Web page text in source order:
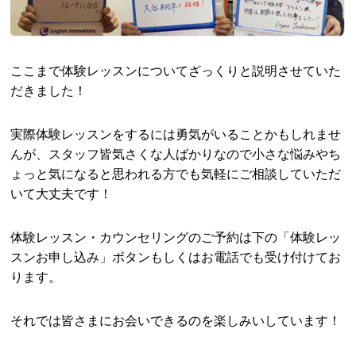
ここまで体験レッスンについてざっくりと説明させていた
だきました！
実際体験レッスンをするには勇気がいることかもしれませ
んが、スタッフ皆気さくな人ばかりなので小さな悩みやち
ょっと気になると思われる方でも気軽にご相談していただ
いて大丈夫です！
体験レッスン・カウンセリングのご予約は下の「体験レッ
スンお申し込み」ボタンもしくはお電話でも受け付けてお
ります。
それでは皆さまにお会いできるのを楽しみいしています！